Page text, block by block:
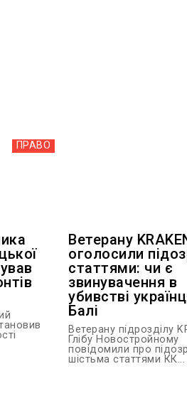
ПРАВО
Ветерану
оголосили
статтями: чи є
звинувачення в
убивстві
Балі
Ветерану підрозділу
Глібу Новостройному
повідомили про
шістьма статтями КК...